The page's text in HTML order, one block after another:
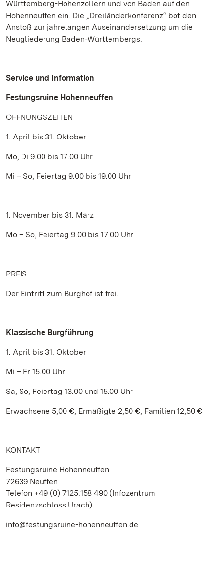
Württemberg-Hohenzollern und von Baden auf den
Hohenneuffen ein. Die „Dreiländerkonferenz“ bot den
Anstoß zur jahrelangen Auseinandersetzung um die
Neugliederung Baden-Württembergs.
Service und Information
Festungsruine Hohenneuffen
ÖFFNUNGSZEITEN
1. April bis 31. Oktober
Mo, Di 9.00 bis 17.00 Uhr
Mi – So, Feiertag 9.00 bis 19.00 Uhr
1. November bis 31. März
Mo – So, Feiertag 9.00 bis 17.00 Uhr
PREIS
Der Eintritt zum Burghof ist frei.
Klassische Burgführung
1. April bis 31. Oktober
Mi – Fr 15.00 Uhr
Sa, So, Feiertag 13.00 und 15.00 Uhr
Erwachsene 5,00 €, Ermäßigte 2,50 €, Familien 12,50 €
KONTAKT
Festungsruine Hohenneuffen
72639 Neuffen
Telefon +49 (0) 7125.158 490 (Infozentrum
Residenzschloss Urach)
info@festungsruine-hohenneuffen.de